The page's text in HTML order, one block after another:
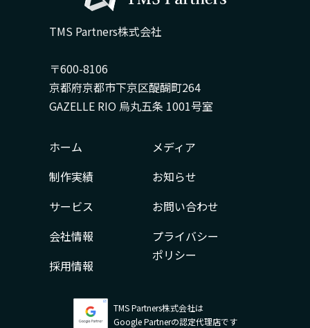
TMS Partners株式会社
〒600-8106
京都府京都市下京区醍醐町264
GAZELLE RIO 烏丸五条 1001号室
ホーム
制作実績
サービス
会社情報
採用情報
メディア
お知らせ
お問い合わせ
プライバシー
ポリシー
TMS Partners株式会社は
Google Partnerの認定代理店です